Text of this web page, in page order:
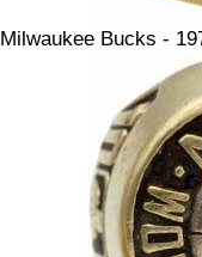
Milwaukee Bucks -